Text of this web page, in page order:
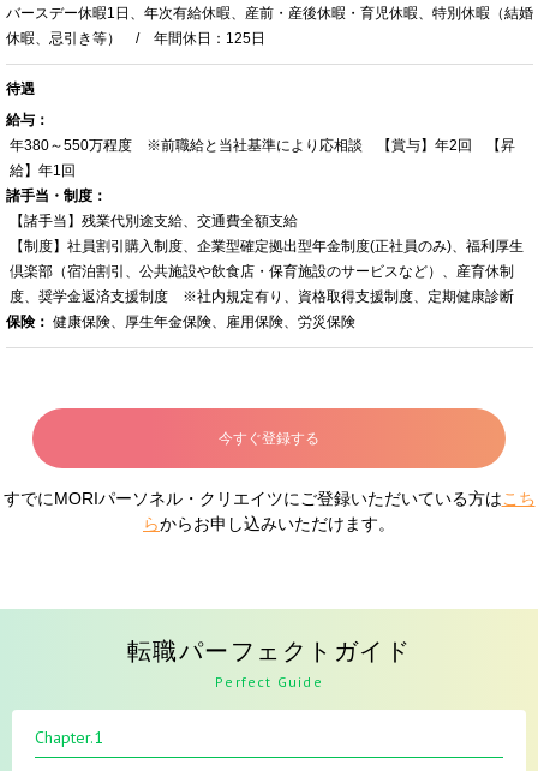
バースデー休暇1日、年次有給休暇、産前・産後休暇・育児休暇、特別休暇（結婚
休暇、忌引き等） / 年間休日：125日
待遇
給与：
年380～550万程度 ※前職給と当社基準により応相談 【賞与】年2回 【昇
給】年1回
諸手当・制度：
【諸手当】残業代別途支給、交通費全額支給
【制度】社員割引購入制度、企業型確定拠出型年金制度(正社員のみ)、福利厚生
倶楽部（宿泊割引、公共施設や飲食店・保育施設のサービスなど）、産育休制
度、奨学金返済支援制度 ※社内規定有り、資格取得支援制度、定期健康診断
保険： 健康保険、厚生年金保険、雇用保険、労災保険
今すぐ登録する
すでにMORIパーソネル・クリエイツにご登録いただいている方はこち
らからお申し込みいただけます。
転職パーフェクトガイド
Perfect Guide
Chapter.1